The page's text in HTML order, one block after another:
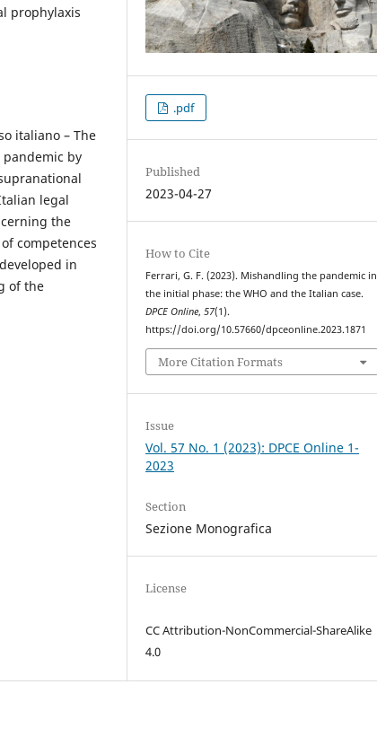
prophylaxis
italiano – The
by
legal
the
competences
in
of the
.pdf
Published
2023-04-27
How to Cite
Ferrari, G. F. (2023). Mishandling the pandemic in
the initial phase: the WHO and the Italian case.
DPCE Online,57(1).
https://doi.org/10.57660/dpceonline.2023.1871
More Citation Formats
Issue
Vol. 57 No. 1 (2023): DPCE Online 1-
2023
Section
Sezione Monografica
License
CC Attribution-NonCommercial-ShareAlike
4.0